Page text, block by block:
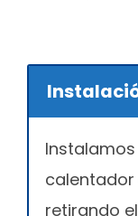
retirando